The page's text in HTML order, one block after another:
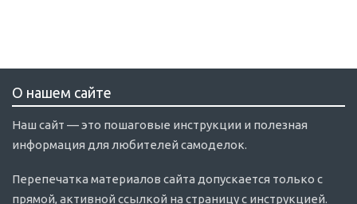
О нашем сайте
Наш сайт — это пошаговые инструкции и полезная
информация для любителей самоделок.
Перепечатка материалов сайта допускается только с
прямой, активной ссылкой на страницу с инструкцией.